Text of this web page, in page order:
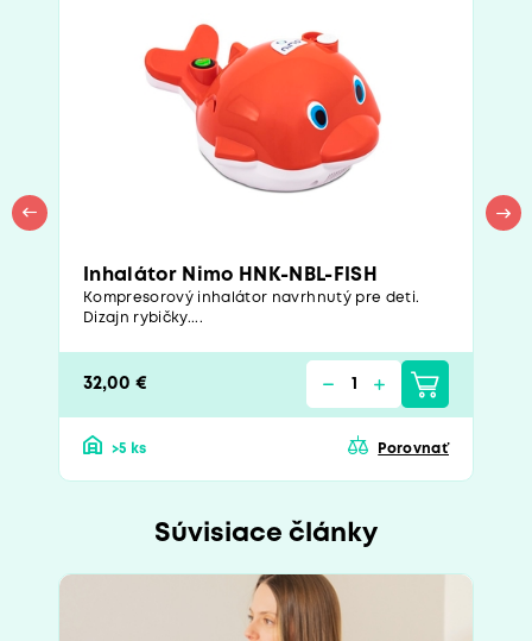
Inhalátor Nimo HNK-NBL-FISH
Kompresorový inhalátor navrhnutý pre deti.
Dizajn rybičky....
32,00 €
>5 ks Porovnať
Súvisiace články